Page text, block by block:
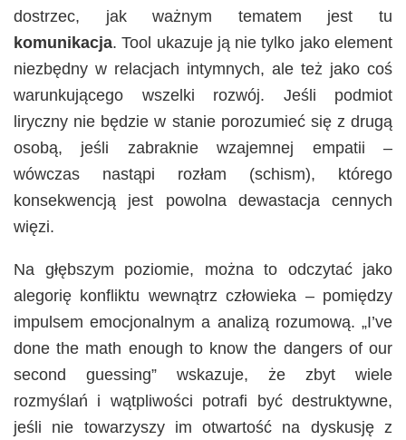
dostrzec, jak ważnym tematem jest tu
komunikacja. Tool ukazuje ją nie tylko jako element
niezbędny w relacjach intymnych, ale też jako coś
warunkującego wszelki rozwój. Jeśli podmiot
liryczny nie będzie w stanie porozumieć się z drugą
osobą, jeśli zabraknie wzajemnej empatii –
wówczas nastąpi rozłam (schism), którego
konsekwencją jest powolna dewastacja cennych
więzi.
Na głębszym poziomie, można to odczytać jako
alegorię konfliktu wewnątrz człowieka – pomiędzy
impulsem emocjonalnym a analizą rozumową. „I’ve
done the math enough to know the dangers of our
second guessing” wskazuje, że zbyt wiele
rozmyślań i wątpliwości potrafi być destruktywne,
jeśli nie towarzyszy im otwartość na dyskusję z